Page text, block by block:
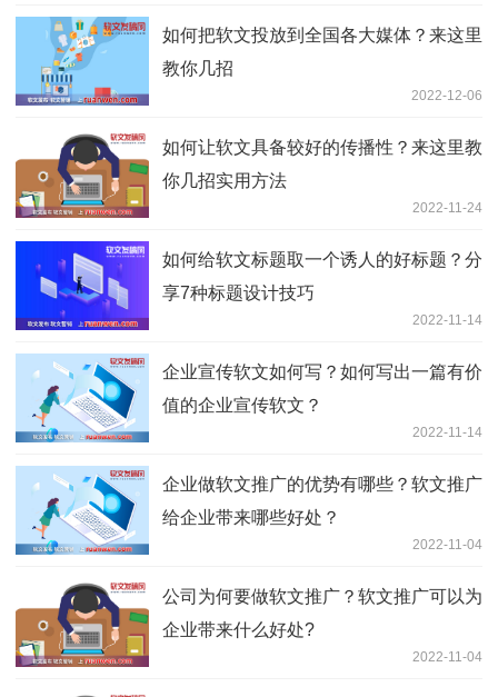
如何把软文投放到全国各大媒体？来这里
教你几招
2022-12-06
如何让软文具备较好的传播性？来这里教
你几招实用方法
2022-11-24
如何给软文标题取一个诱人的好标题？分
享7种标题设计技巧
2022-11-14
企业宣传软文如何写？如何写出一篇有价
值的企业宣传软文？
2022-11-14
企业做软文推广的优势有哪些？软文推广
给企业带来哪些好处？
2022-11-04
公司为何要做软文推广？软文推广可以为
企业带来什么好处?
2022-11-04